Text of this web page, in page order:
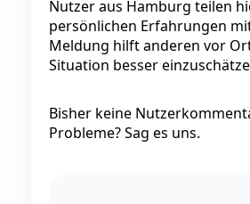
Nutzer aus Hamburg teilen
persönlichen Erfahrungen
Meldung hilft anderen vor
Situation besser
Bisher keine
Probleme? Sag es uns.